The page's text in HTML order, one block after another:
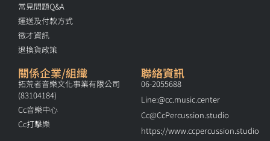
常見問題Q&A
運送及付款方式
徵才資訊
退換貨政策
關係企業/組織
拓荒者音樂文化事業有限公司
(83104184)
Cc音樂中心
Cc打擊樂
聯絡資訊
06-2055688
Line:@cc.music.center
Cc@CcPercussion.studio
https://www.ccpercussion.studio